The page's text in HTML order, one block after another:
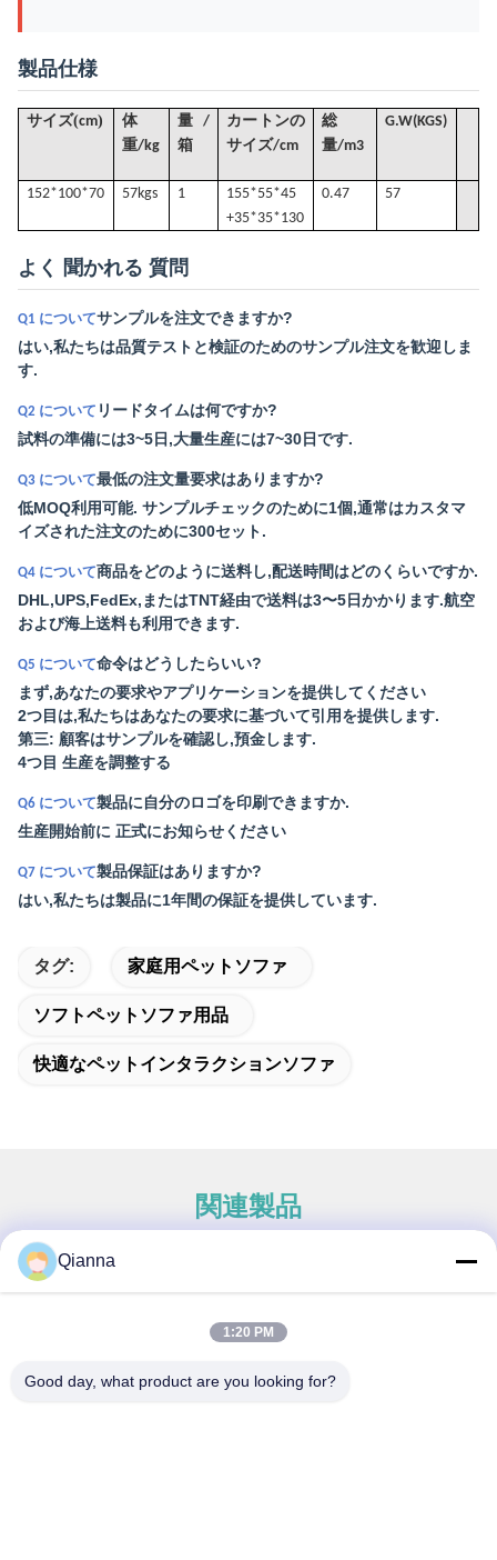
製品仕様
サイズ(cm)
体
重/kg
量/
箱
カートンの
サイズ/cm
総
量/m3
G.W(KGS)
152*100*70 57kgs 1
155*55*45
+35*35*130
0.47 57
よく 聞かれる 質問
Q1 についてサンプルを注文できますか?
はい,私たちは品質テストと検証のためのサンプル注文を歓迎しま
す.
Q2 について リードタイムは何ですか?
試料の準備には3~5日,大量生産には7~30日です.
Q3 について最低の注文量要求はありますか?
低MOQ利用可能. サンプルチェックのために1個,通常はカスタマ
イズされた注文のために300セット.
Q4 について商品をどのように送料し,配送時間はどのくらいですか.
DHL,UPS,FedEx,またはTNT経由で送料は3〜5日かかります.航空
および海上送料も利用できます.
Q5 について命令はどうしたらいい?
まず,あなたの要求やアプリケーションを提供してください
2つ目は,私たちはあなたの要求に基づいて引用を提供します.
第三: 顧客はサンプルを確認し,預金します.
4つ目 生産を調整する
Q6 について製品に自分のロゴを印刷できますか.
生産開始前に 正式にお知らせください
Q7 について製品保証はありますか?
はい,私たちは製品に1年間の保証を提供しています.
タグ: 家庭用ペットソファ
ソフトペットソファ用品
快適なペットインタラクションソファ
関連製品
クイックコンタクト
アドレス
Qianna
1:20 PM
Good day, what product are you looking for?